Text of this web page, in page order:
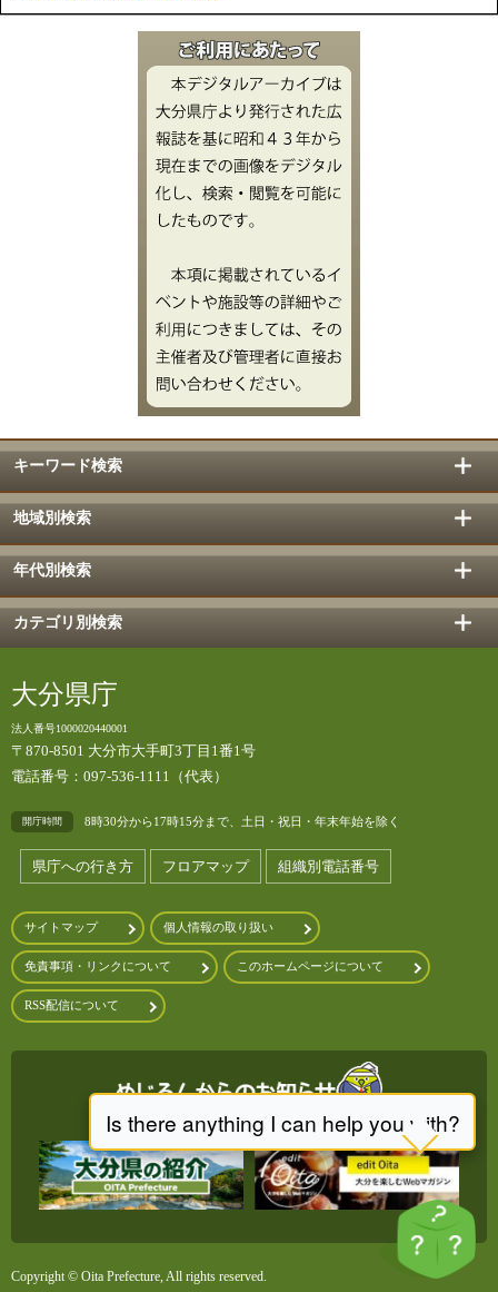
キーワード検索
地域別検索
年代別検索
カテゴリ別検索
大分県庁
法人番号1000020440001
〒870-8501 大分市大手町3丁目1番1号
電話番号：097-536-1111（代表）
開庁時間 8時30分から17時15分まで、土日・祝日・年末年始を除く
県庁への行き方 フロアマップ 組織別電話番号
サイトマップ 個人情報の取り扱い
免責事項・リンクについて このホームページについて
RSS配信について
Copyright © Oita Prefecture, All rights reserved.